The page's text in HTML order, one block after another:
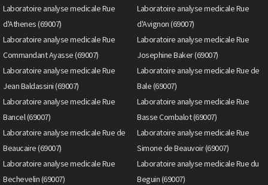
Laboratoire analyse medicale Rue
d'Athenes (69007)
Laboratoire analyse medicale Rue
d'Avignon (69007)
Laboratoire analyse medicale Rue
Commandant Ayasse (69007)
Laboratoire analyse medicale Rue
Josephine Baker (69007)
Laboratoire analyse medicale Rue
Jean Baldassini (69007)
Laboratoire analyse medicale Rue de
Bale (69007)
Laboratoire analyse medicale Rue
Bancel (69007)
Laboratoire analyse medicale Rue
Basse Combalot (69007)
Laboratoire analyse medicale Rue de
Beaucaire (69007)
Laboratoire analyse medicale Rue
Simone de Beauvoir (69007)
Laboratoire analyse medicale Rue
Bechevelin (69007)
Laboratoire analyse medicale Rue du
Beguin (69007)